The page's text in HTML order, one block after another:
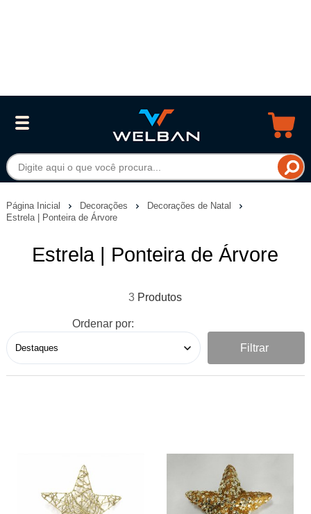
Página Inicial Decorações
Decorações de Natal
Estrela | Ponteira de Árvore
Estrela | Ponteira de Árvore
3
Ordenar por:
Filtrar